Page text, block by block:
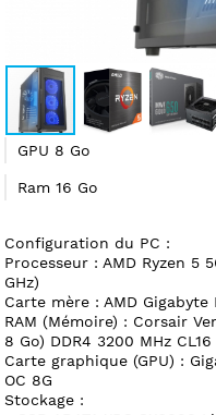
GPU 8 Go
Ram 16 Go
Configuration du PC :
Processeur : AMD Ryzen 5
GHz)
Carte mère : AMD Gigabyte
RAM (Mémoire) : Corsair
8 Go) DDR4 3200 MHz CL16
Carte graphique (GPU) :
OC 8G
Stockage :